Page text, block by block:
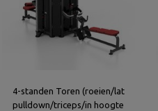
4-standen Toren (roeien/lat
pulldown/triceps/in hoogte